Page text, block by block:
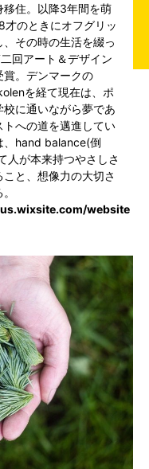
移住。以降3年間を萌
のときにオフグリッ
、その時の生活を綴っ
回アート＆デザイン
賞。デンマークの
を経て現在は、ポ
に通いながら夢であ
への道を邁進してい
、hand balance(倒
人が本来持つやさしさ
と、想像力の大切さ
website